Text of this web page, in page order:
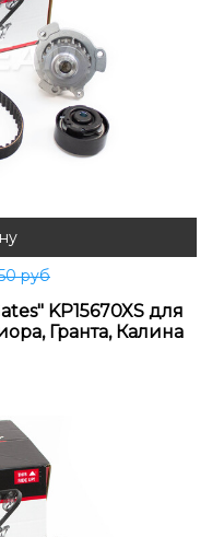
руб
KP15670XS для
Гранта, Калина